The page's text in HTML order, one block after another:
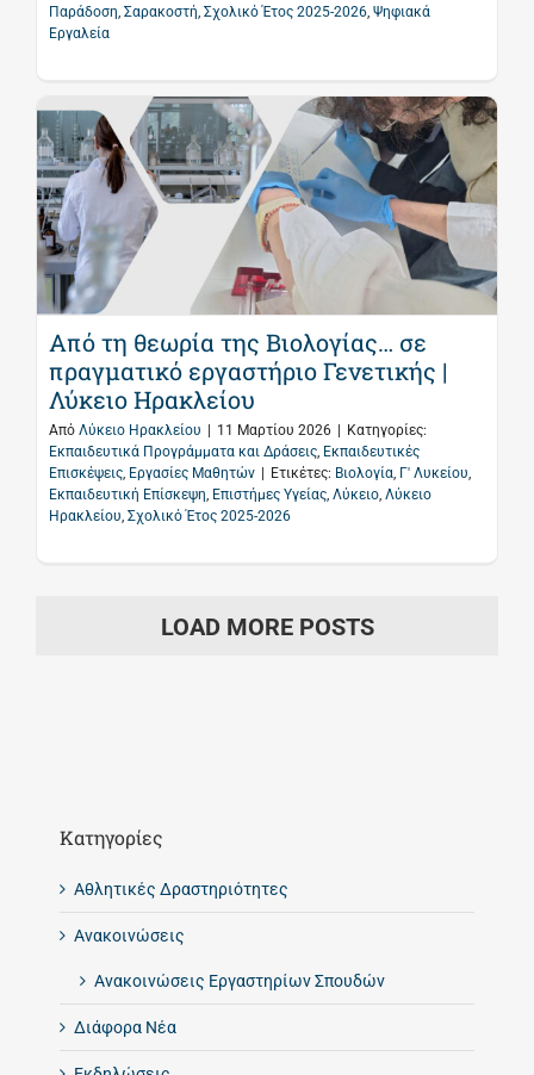
Παράδοση, Σαρακοστή, Σχολικό Έτος 2025-2026, Ψηφιακά
Εργαλεία
Από τη θεωρία της Βιολογίας… σε
πραγματικό εργαστήριο Γενετικής |
Λύκειο Ηρακλείου
Από Λύκειο Ηρακλείου 11 Μαρτίου 2026
Κατηγορίες:
Εκπαιδευτικά Προγράμματα και Δράσεις, Εκπαιδευτικές
Επισκέψεις, Εργασίες Μαθητών Ετικέτες: Βιολογία, Γ' Λυκείου,
Εκπαιδευτική Επίσκεψη, Επιστήμες Υγείας, Λύκειο, Λύκειο
Ηρακλείου, Σχολικό Έτος 2025-2026
LOAD MORE POSTS
Kατηγορίες
Αθλητικές Δραστηριότητες
Ανακοινώσεις
Ανακοινώσεις Εργαστηρίων Σπουδών
Διάφορα Νέα